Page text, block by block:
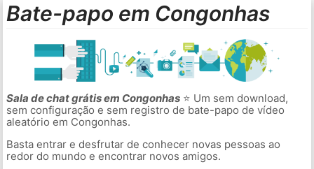
Bate-papo em Congonhas
Sala de chat grátis em Congonhas⭐ Um sem download,
sem configuração e sem registro de bate-papo de vídeo
aleatório em Congonhas.
Basta entrar e desfrutar de conhecer novas pessoas ao
redor do mundo e encontrar novos amigos.